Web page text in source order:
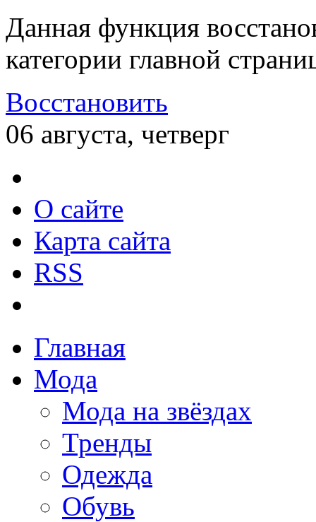
Данная функция
категории главной
Восстановить
06 августа, четверг
О сайте
Карта сайта
RSS
Главная
Мода
Мода на звёздах
Тренды
Одежда
Обувь